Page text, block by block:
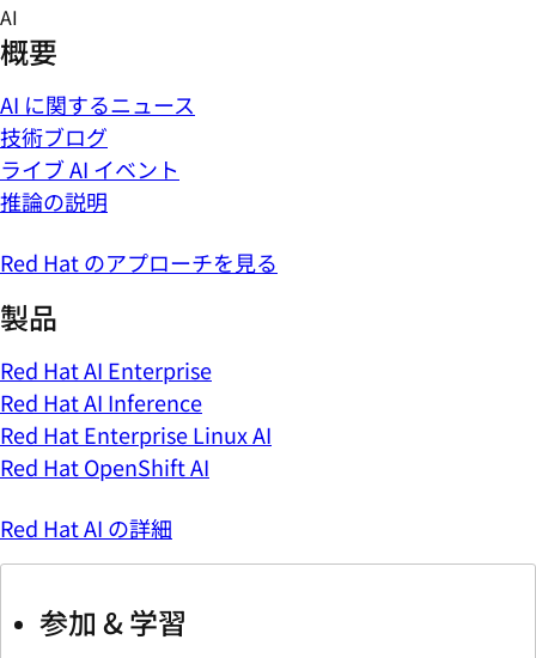
Skip
to
content
AI
概要
AI に関するニュース
技術ブログ
ライブ AI イベント
推論の説明
Red Hat のアプローチを見る
製品
Red Hat AI Enterprise
Red Hat AI Inference
Red Hat Enterprise Linux AI
Red Hat OpenShift AI
Red Hat AI の詳細
参加 & 学習